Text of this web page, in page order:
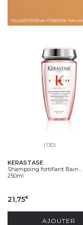
(130)
KERASTASE
Shampoing fortifiant Bain...
250ml
21,75€
AJOUTER